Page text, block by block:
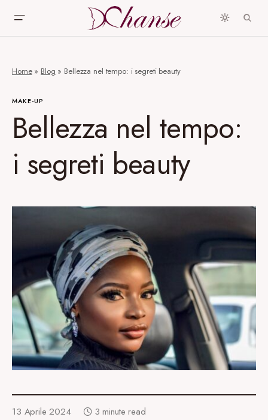
Home» Blog » Bellezza nel tempo: i segreti beauty
MAKE-UP
Bellezza nel tempo:
i segreti beauty
13 Aprile 2024 3 minute read